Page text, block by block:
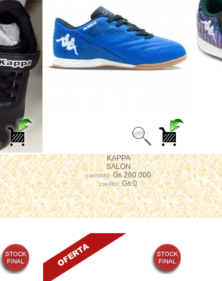
KAPPA
SALON
contado:Gs 280.000
credito:Gs 0